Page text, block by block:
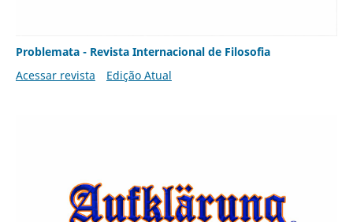
Problemata - Revista Internacional de Filosofia
Acessar revista
Edição Atual